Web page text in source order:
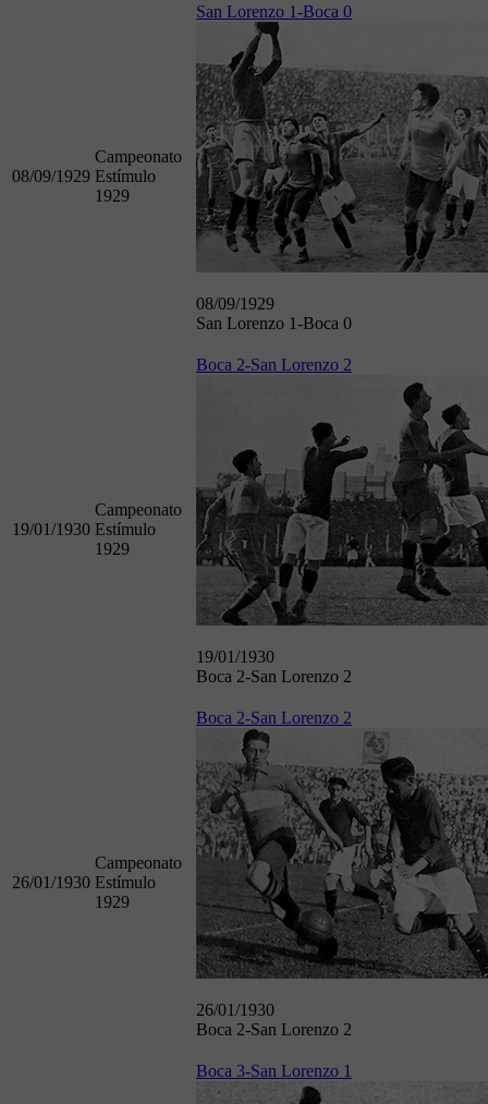
08/09/1929
Campeonato
Estímulo
1929
San Lorenzo 1-Boca 0
08/09/1929
San Lorenzo 1-Boca 0
19/01/1930
Campeonato
Estímulo
1929
Boca 2-San Lorenzo 2
19/01/1930
Boca 2-San Lorenzo 2
26/01/1930
Campeonato
Estímulo
1929
Boca 2-San Lorenzo 2
26/01/1930
Boca 2-San Lorenzo 2
Boca 3-San Lorenzo 1